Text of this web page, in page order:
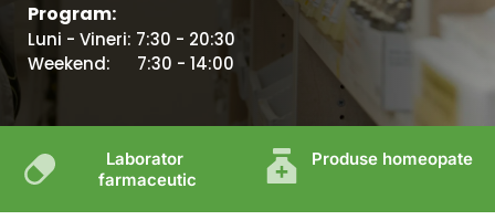
Program:
Luni - Vineri: 7:30 - 20:30
Weekend:      7:30 - 14:00
Laborator
farmaceutic
Produse homeopate